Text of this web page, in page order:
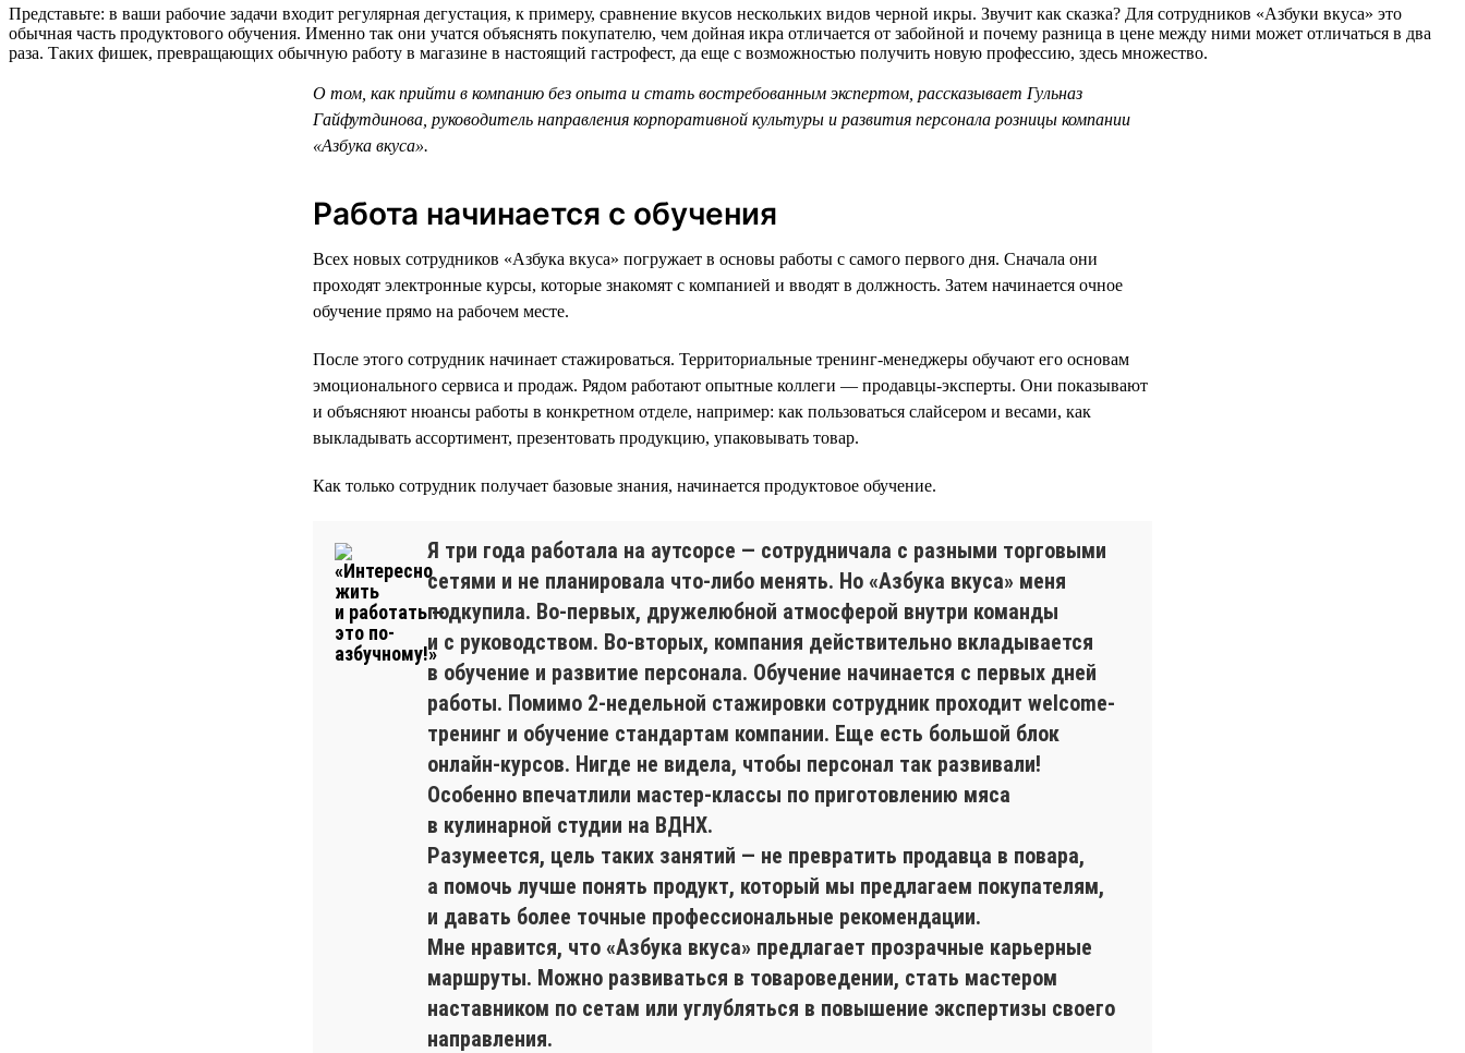
Представьте: в ваши рабочие задачи входит регулярная дегустация, к примеру, сравнение вкусов нескольких видов черной икры. Звучит как сказка? Для сотрудников «Азбуки вкуса» это
обычная часть продуктового обучения. Именно так они учатся объяснять покупателю, чем дойная икра отличается от забойной и почему разница в цене между ними может отличаться в два
раза. Таких фишек, превращающих обычную работу в магазине в настоящий гастрофест, да еще с возможностью получить новую профессию, здесь множество.
О том, как прийти в компанию без опыта и стать востребованным экспертом, рассказывает Гульназ
Гайфутдинова, руководитель направления корпоративной культуры и развития персонала розницы компании
«Азбука вкуса».
Работа начинается с обучения
Всех новых сотрудников «Азбука вкуса» погружает в основы работы с самого первого дня. Сначала они
проходят электронные курсы, которые знакомят с компанией и вводят в должность. Затем начинается очное
обучение прямо на рабочем месте.
После этого сотрудник начинает стажироваться. Территориальные тренинг-менеджеры обучают его основам
эмоционального сервиса и продаж. Рядом работают опытные коллеги — продавцы-эксперты. Они показывают
и объясняют нюансы работы в конкретном отделе, например: как пользоваться слайсером и весами, как
выкладывать ассортимент, презентовать продукцию, упаковывать товар.
Как только сотрудник получает базовые знания, начинается продуктовое обучение.
Я три года работала на аутсорсе — сотрудничала с разными торговыми
сетями и не планировала что-либо менять. Но «Азбука вкуса» меня
подкупила. Во-первых, дружелюбной атмосферой внутри команды
и с руководством. Во-вторых, компания действительно вкладывается
в обучение и развитие персонала. Обучение начинается с первых дней
работы. Помимо 2-недельной стажировки сотрудник проходит welcome-
тренинг и обучение стандартам компании. Еще есть большой блок
онлайн-курсов. Нигде не видела, чтобы персонал так развивали!
Особенно впечатлили мастер-классы по приготовлению мяса
в кулинарной студии на ВДНХ.
Разумеется, цель таких занятий — не превратить продавца в повара,
а помочь лучше понять продукт, который мы предлагаем покупателям,
и давать более точные профессиональные рекомендации.
Мне нравится, что «Азбука вкуса» предлагает прозрачные карьерные
маршруты. Можно развиваться в товароведении, стать мастером
наставником по сетам или углубляться в повышение экспертизы своего
направления.